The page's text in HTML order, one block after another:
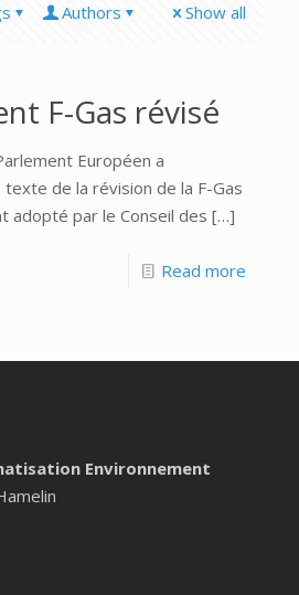
Authors Show all
F-Gas révisé
Européen a
de la révision de la F-Gas
adopté par le Conseil des […]
Read more
Environnement